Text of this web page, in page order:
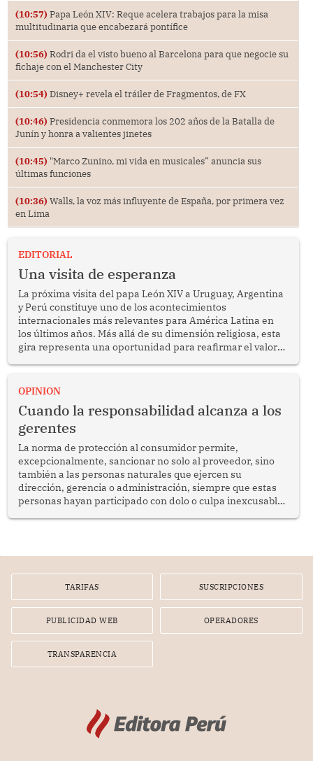
(10:57) Papa León XIV: Reque acelera trabajos para la misa
multitudinaria que encabezará pontífice
(10:56) Rodri da el visto bueno al Barcelona para que negocie su
fichaje con el Manchester City
(10:54) Disney+ revela el tráiler de Fragmentos, de FX
(10:46) Presidencia conmemora los 202 años de la Batalla de
Junín y honra a valientes jinetes
(10:45) "Marco Zunino, mi vida en musicales” anuncia sus
últimas funciones
(10:36) Walls, la voz más influyente de España, por primera vez
en Lima
EDITORIAL
Una visita de esperanza
La próxima visita del papa León XIV a Uruguay, Argentina
y Perú constituye uno de los acontecimientos
internacionales más relevantes para América Latina en
los últimos años. Más allá de su dimensión religiosa, esta
gira representa una oportunidad para reafirmar el valor
enfrenta desafíos en materia de desarrollo, cohesión
OPINION
Cuando la responsabilidad alcanza a los
gerentes
La norma de protección al consumidor permite,
excepcionalmente, sancionar no solo al proveedor, sino
también a las personas naturales que ejercen su
dirección, gerencia o administración, siempre que estas
personas hayan participado con dolo o culpa inexcusable
por la frustrada realización de un meet and greet con
TARIFAS SUSCRIPCIONES
PUBLICIDAD WEB OPERADORES
TRANSPARENCIA